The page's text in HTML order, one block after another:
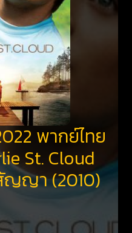
พากย์ไทย
St. Cloud
ญญา (2010)